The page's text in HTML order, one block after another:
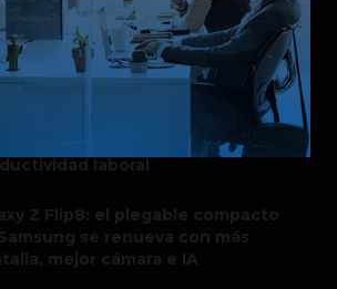
extiende las cuentas
para menores a su plan
en seis países
Work: el nuevo asistente
OpenAI que promete mejorar la
laboral
Z Flip8: el plegable compacto
se renueva con más
mejor cámara e IA